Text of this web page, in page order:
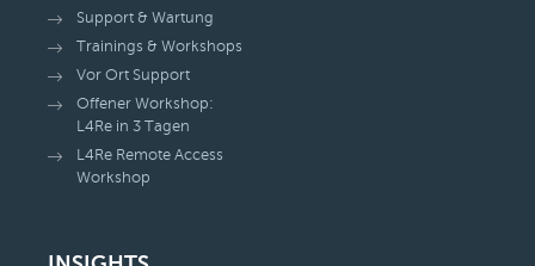
Support & Wartung
Trainings & Workshops
Vor Ort Support
Offener Workshop:
L4Re in 3 Tagen
L4Re Remote Access
Workshop